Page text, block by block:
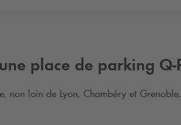
place de parking
non loin de Lyon, Chambéry et